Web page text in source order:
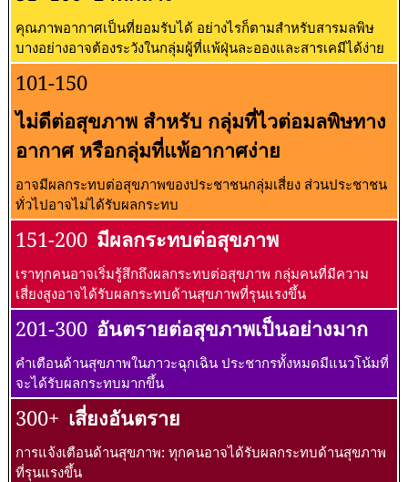
คุณภาพอากาศเป็นที่ยอมรับได้ อย่างไรก็ตามสำหรับสารมลพิษ
บางอย่างอาจต้องระวังในกลุ่มผู้ที่แพ้ฝุ่นละอองและสารเคมีได้ง่าย
101-150
ไม่ดีต่อสุขภาพ สำหรับ กลุ่มที่ไวต่อมลพิษทาง
อากาศ หรือกลุ่มที่แพ้อากาศง่าย
อาจมีผลกระทบต่อสุขภาพของประชาชนกลุ่มเสี่ยง ส่วนประชาชน
ทั่วไปอาจไม่ได้รับผลกระทบ
151-200 มีผลกระทบต่อสุขภาพ
เราทุกคนอาจเริ่มรู้สึกถึงผลกระทบต่อสุขภาพ กลุ่มคนที่มีความ
เสี่ยงสูงอาจได้รับผลกระทบด้านสุขภาพที่รุนแรงขึ้น
201-300 อันตรายต่อสุขภาพเป็นอย่างมาก
คำเตือนด้านสุขภาพในภาวะฉุกเฉิน ประชากรทั้งหมดมีแนวโน้มที่
จะได้รับผลกระทบมากขึ้น
300+ เสี่ยงอันตราย
การแจ้งเตือนด้านสุขภาพ: ทุกคนอาจได้รับผลกระทบด้านสุขภาพ
ที่รุนแรงขึ้น